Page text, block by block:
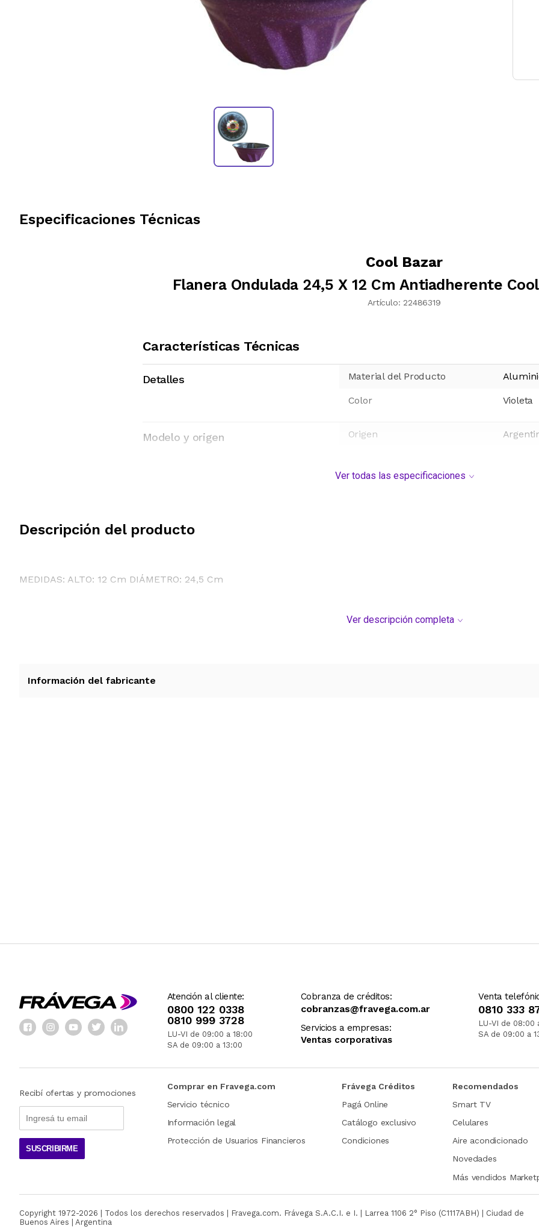
Especificaciones Técnicas
Cool Bazar
Flanera Ondulada 24,5 X 12 Cm Antiadherente
Artículo: 22486319
Características Técnicas
Detalles Material del Producto
Color Violeta
Modelo y origen Origen
Ver todas las especificaciones
Descripción del producto
MEDIDAS: ALTO: 12 Cm DIÁMETRO: 24,5 Cm
Ver descripción completa
Información del fabricante
Atención al cliente:
0800 122 0338
0810 999 3728
LU-VI de 09:00 a 18:00
SA de 09:00 a 13:00
Cobranza de créditos:
cobranzas@fravega.com.ar
Servicios a empresas:
Ventas corporativas
Venta
0810 333
LU-VI de 08:00
SA de 09:00 a
Recibí ofertas y promociones
SUSCRIBIRME
Comprar en Fravega.com
Servicio técnico
Información legal
Protección de Usuarios Financieros
Frávega Créditos
Pagá Online
Catálogo exclusivo
Condiciones
Recomendados
Smart TV
Celulares
Aire acondicionado
Novedades
Más vendidos
Copyright 1972-2026 | Todos los derechos reservados | Fravega.com. Frávega S.A.C.I. e I. | Larrea 1106 2° Piso (C1117ABH) | Ciudad de
Buenos Aires | Argentina